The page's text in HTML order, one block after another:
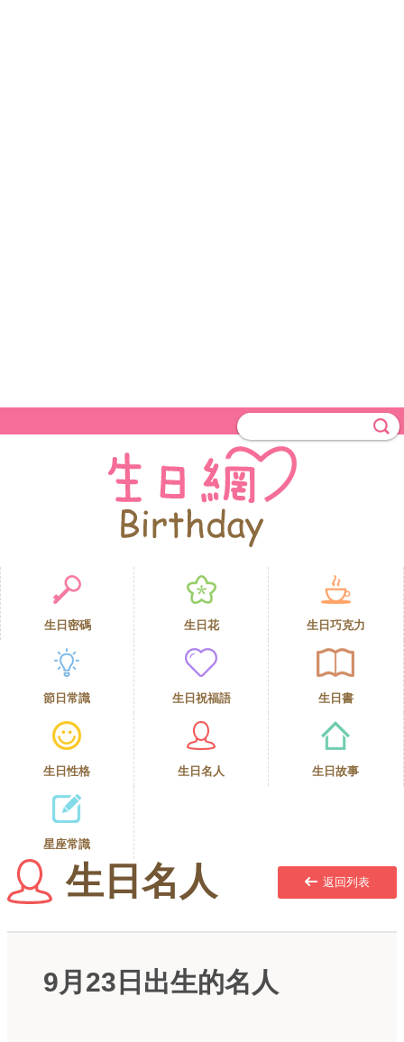
生日密碼 生日花 生日巧克力
節日常識 生日祝福語 生日書
生日性格 生日名人 生日故事
星座常識
生日名人 返回列表
9月23日出生的名人